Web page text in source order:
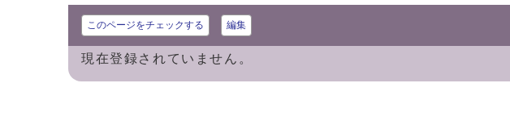
このページをチェックする 編集
現在登録されていません。